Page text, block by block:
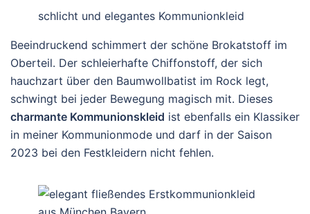
schlicht und elegantes Kommunionkleid
Beeindruckend schimmert der schöne Brokatstoff im
Oberteil. Der schleierhafte Chiffonstoff, der sich
hauchzart über den Baumwollbatist im Rock legt,
schwingt bei jeder Bewegung magisch mit. Dieses
charmante Kommunionskleid ist ebenfalls ein Klassiker
in meiner Kommunionmode und darf in der Saison
2023 bei den Festkleidern nicht fehlen.